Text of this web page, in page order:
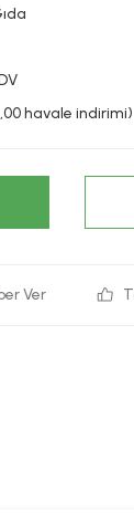
havale indirimi)
Ver